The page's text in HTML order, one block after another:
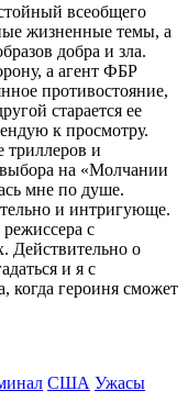
всеобщего
жизненные темы, а
добра и зла.
а агент ФБР
противостояние,
старается ее
к просмотру.
и
выбора на «Молчании
мне по душе.
и интригующе.
с
Действительно о
и я с
когда героиня сможет
США Ужасы